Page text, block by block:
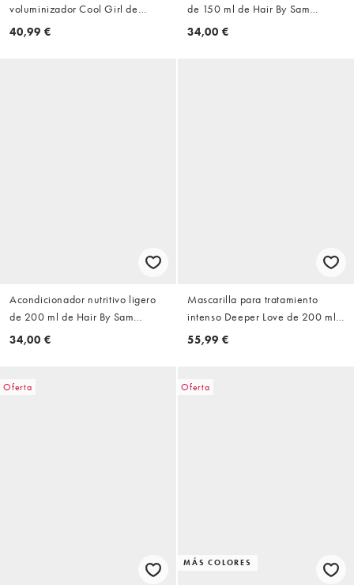
voluminizador Cool Girl de
200 ml de Hair By Sam
40,99 €
de 150 ml de Hair By Sam
McKnight
34,00 €
Acondicionador nutritivo ligero
de 200 ml de Hair By Sam
McKnight
34,00 €
Mascarilla para tratamiento
intenso Deeper Love de 200 ml
de Hair By Sam McKnight
55,99 €
Oferta Oferta
MÁS COLORES